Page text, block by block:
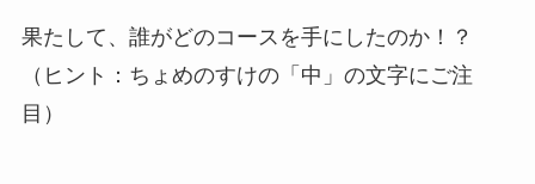
果たして、誰がどのコースを手にしたのか！？
（ヒント：ちょめのすけの「中」の文字にご注
目）